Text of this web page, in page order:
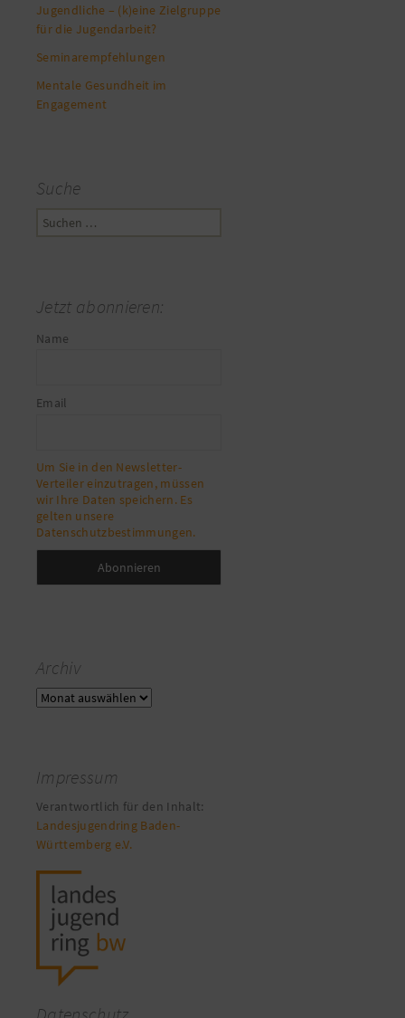
Jugendliche – (k)eine Zielgruppe
für die Jugendarbeit?
Seminarempfehlungen
Mentale Gesundheit im
Engagement
Suche
Suchen
Jetzt abonnieren:
Name
Email
Um Sie in den Newsletter-
Verteiler einzutragen, müssen
wir Ihre Daten speichern. Es
gelten unsere
Datenschutzbestimmungen.
Archiv
Archiv
Impressum
Verantwortlich für den Inhalt:
Landesjugendring Baden-
Württemberg e.V.